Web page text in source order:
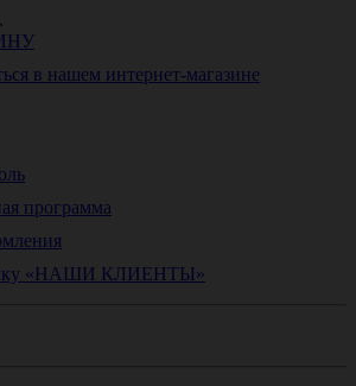
в нашем интернет-магазине
программа
«НАШИ КЛИЕНТЫ»